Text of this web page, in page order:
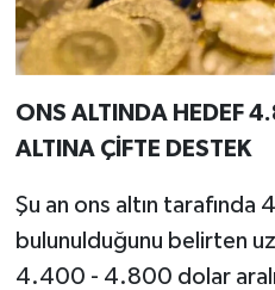
ONS ALTINDA HEDEF
ALTINA ÇİFTE DESTEK
Şu an ons altın
bulunulduğunu belirten
4.400 - 4.800 dolar